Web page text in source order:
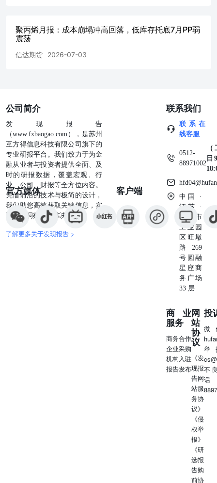
期货 业 务 许 可 证 》，浙江省工商行政管理局核 准 登 记
由 信 达 证 券 股 份 有限 公 司 全 资 控 股 ， 注 册 资 本6
协 会 观 察 员 、上 海 国 际 能 源 交 易 中 心 会 员 、中
国 证 券 投 资 基 金业协 会 观 察 会 员 。 【 全 国 分 支
机 构 】
聚丙烯月报：成本崩塌冲高回落，低库存托底7月PP弱
震荡
信达期货 2026-07-03
公司简介
发现报告
（www.fxbaogao.com），是苏州
互方得信息科技有限公司旗下的
专业研报平台。我们致力于为金
融从业者与投资者提供全面、及
时的研报数据，覆盖宏观、行
业、公司、财报等全方位内容。
凭借前沿的技术与极简的设计，
我们助您高效获取关键信息，实
现深度洞察与精准决策。
了解更多关于发现报告 >
官方媒体 客户端
联系我们
联系在
线客服
0512-
88971002
日
中国 ·
江苏 ·
苏州市
工业园
区旺墩
路269
号圆融
星座商
务广场
33 层
商业
服务
商务合作
企业采购
机构入驻
报告发布
网
站
协
议
《发
现报
告网
站服
务协
议》
《侵
权举
报》
《研
选报
告购
前协
投
微
举
不